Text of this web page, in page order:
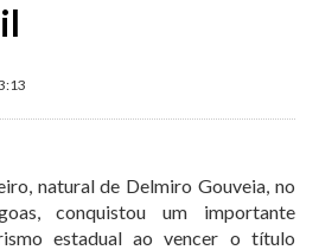
natural de Delmiro Gouveia, no
conquistou um importante
estadual ao vencer o título